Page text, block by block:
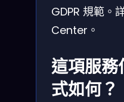
GDPR 規範。
Center。
這項服務
式如何？